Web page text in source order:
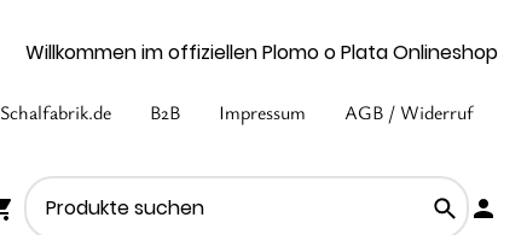
Willkommen im offiziellen Plomo o Plata Onlineshop
Schalfabrik.de B2B Impressum AGB / Widerruf